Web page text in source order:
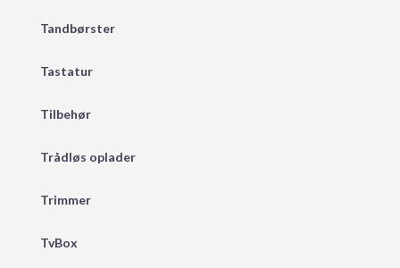
Tandbørster
Tastatur
Tilbehør
Trådløs oplader
Trimmer
TvBox